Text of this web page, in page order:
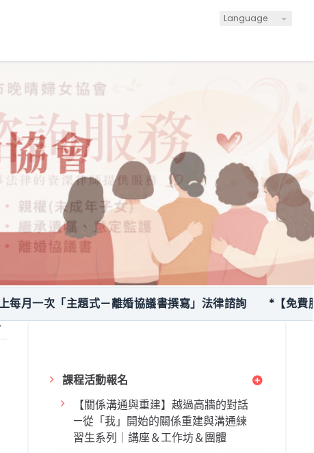
Language
課程活動報名
【關係溝通與重建】越過高牆的對話
—從「我」開始的關係重建與溝通練
習生系列｜講座＆工作坊＆團體
「主題式－離婚協議書撰寫」法律諮詢 *【免費服務】關